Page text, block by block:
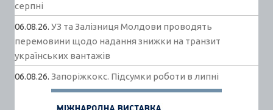
серпні
06.08.26. УЗ та Залізниця Молдови проводять
перемовини щодо надання знижки на транзит
українських вантажів
06.08.26. Запоріжкокс. Підсумки роботи в липні